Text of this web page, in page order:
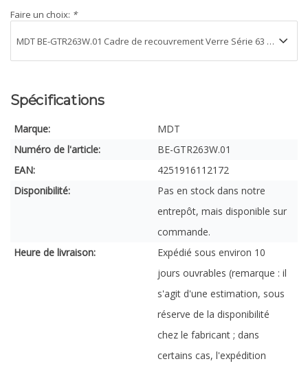
Faire un choix: *
Spécifications
Marque:
MDT
Numéro de l'article:
BE-GTR263W.01
EAN:
4251916112172
Disponibilité:
Pas en stock dans notre
entrepôt, mais disponible sur
commande.
Heure de livraison:
Expédié sous environ 10
jours ouvrables (remarque : il
s'agit d'une estimation, sous
réserve de la disponibilité
chez le fabricant ; dans
certains cas, l'expédition